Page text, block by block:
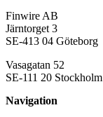
Finwire AB
Järntorget 3
SE-413 04 Göteborg
Vasagatan 52
SE-111 20 Stockholm
Navigation